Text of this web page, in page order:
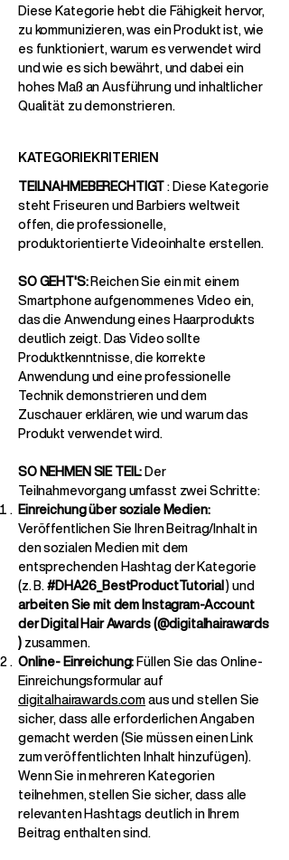
Diese Kategorie hebt die Fähigkeit hervor,
zu kommunizieren, was ein Produkt ist, wie
es funktioniert, warum es verwendet wird
und wie es sich bewährt, und dabei ein
hohes Maß an Ausführung und inhaltlicher
Qualität zu demonstrieren.
KATEGORIEKRITERIEN
TEILNAHMEBERECHTIGT: Diese Kategorie
steht Friseuren und Barbiers weltweit
offen, die professionelle,
produktorientierte Videoinhalte erstellen.
SO GEHT'S:Reichen Sie ein mit einem
Smartphone aufgenommenes Video ein,
das die Anwendung eines Haarprodukts
deutlich zeigt. Das Video sollte
Produktkenntnisse, die korrekte
Anwendung und eine professionelle
Technik demonstrieren und dem
Zuschauer erklären, wie und warum das
Produkt verwendet wird.
SO NEHMEN SIE TEIL:Der
Teilnahmevorgang umfasst zwei Schritte:
Einreichung über soziale Medien:
Veröffentlichen Sie Ihren Beitrag/Inhalt in
den sozialen Medien mit dem
entsprechenden Hashtag der Kategorie
(z. B.#DHA26_BestProductTutorial) und
arbeiten Sie mit dem Instagram-Account
der Digital Hair Awards (@digitalhairawards
)zusammen.
Online-Einreichung:Füllen Sie das Online-
Einreichungsformular auf
digitalhairawards.comaus und stellen Sie
sicher, dass alle erforderlichen Angaben
gemacht werden (Sie müssen einen Link
zum veröffentlichten Inhalt hinzufügen).
Wenn Sie in mehreren Kategorien
teilnehmen, stellen Sie sicher, dass alle
relevanten Hashtags deutlich in Ihrem
Beitrag enthalten sind.